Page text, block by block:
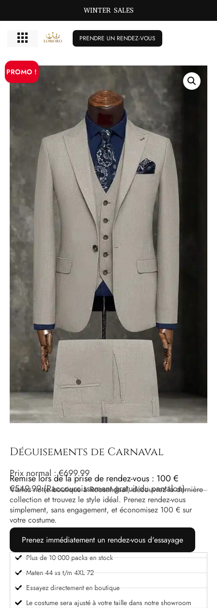
WINTER SALES
PRENDRE UN RENDEZ-VOUS
PROMO !
Déguisements de Carnaval
Prix ​​normal :€699.99
Remise lors de la prise de rendez-vous : 100 €
€549.99(Raccourcissement gratuit du pantalon)
Visitez notre boutique à Roosendaal, découvrez la dernière
collection et trouvez le style idéal. Prenez rendez-vous
simplement, sans engagement, et économisez 100 € sur
votre costume.
Prenez immédiatement un rendez-vous d'essayage
Plus de 10 000 packs en stock
Maten 44 xs t/m 4XL 72
Essayez directement en boutique
Le costume sera ajusté à votre taille dans notre showroom